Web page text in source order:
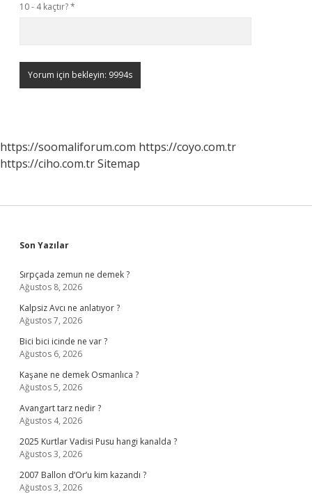
10 - 4 kaçtır?*
https://soomaliforum.com https://coyo.com.tr
https://ciho.com.trSitemap
Sidebar
Son Yazılar
Sırpçada zemun ne demek ?
Ağustos 8, 2026
Kalpsiz Avcı ne anlatıyor ?
Ağustos 7, 2026
Bici bici icinde ne var ?
Ağustos 6, 2026
Kaşane ne demek Osmanlıca ?
Ağustos 5, 2026
Avangart tarz nedir ?
Ağustos 4, 2026
2025 Kurtlar Vadisi Pusu hangi kanalda ?
Ağustos 3, 2026
2007 Ballon d’Or’u kim kazandı ?
Ağustos 3, 2026